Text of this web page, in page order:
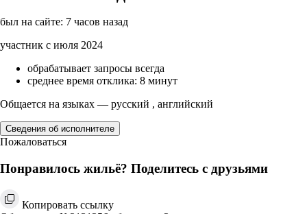
был на сайте: 7 часов назад
участник с июля 2024
обрабатывает запросы всегда
среднее время отклика: 8 минут
Общается на языках — русский , английский
Сведения об исполнителе
Пожаловаться
Понравилось жильё? Поделитесь с друзьями
Копировать ссылку